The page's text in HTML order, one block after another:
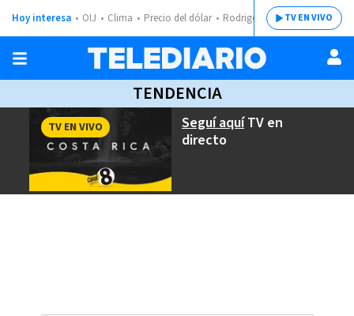
Hoy interesa OIJ Clima Precio del dólar Rodrigo ChavesTV EN VIVO
TENDENCIA
Seguí aquíTV en
directo
TV EN VIVO